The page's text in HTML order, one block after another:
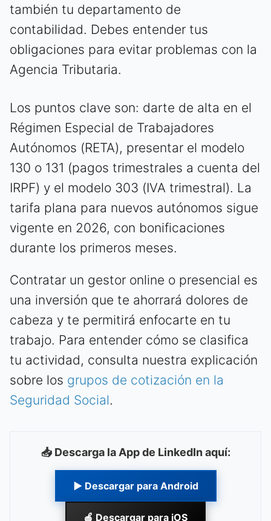
también tu departamento de
contabilidad. Debes entender tus
obligaciones para evitar problemas con la
Agencia Tributaria.
Los puntos clave son: darte de alta en el
Régimen Especial de Trabajadores
Autónomos (RETA), presentar el modelo
130 o 131 (pagos trimestrales a cuenta del
IRPF) y el modelo 303 (IVA trimestral). La
tarifa plana para nuevos autónomos sigue
vigente en 2026, con bonificaciones
durante los primeros meses.
Contratar un gestor online o presencial es
una inversión que te ahorrará dolores de
cabeza y te permitirá enfocarte en tu
trabajo. Para entender cómo se clasifica
tu actividad, consulta nuestra explicación
sobre los grupos de cotización en la
Seguridad Social.
📥 Descarga la App de LinkedIn aquí:
▶ Descargar para Android
🍎 Descargar para iOS